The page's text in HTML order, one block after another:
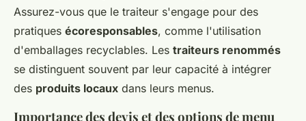
Assurez-vous que le traiteur s'engage pour des
pratiques écoresponsables, comme l'utilisation
d'emballages recyclables. Les traiteurs renommés
se distinguent souvent par leur capacité à intégrer
des produits locaux dans leurs menus.
Importance des devis et des options de menu